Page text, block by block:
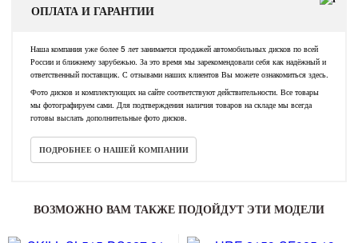
ОПЛАТА И ГАРАНТИИ
Наша компания уже более 5 лет занимается продажей автомобильных дисков по всей
России и ближнему зарубежью. За это время мы зарекомендовали себя как надёжный и
ответственный поставщик. С отзывами наших клиентов Вы можете ознакомиться здесь.
Фото дисков и комплектующих на сайте соответствуют действительности. Все товары
мы фотографируем сами. Для подтверждения наличия товаров на складе мы всегда
готовы выслать дополнительные фото дисков.
ПОДРОБНЕЕ О НАШЕЙ КОМПАНИИ
ВОЗМОЖНО ВАМ ТАКЖЕ ПОДОЙДУТ ЭТИ МОДЕЛИ